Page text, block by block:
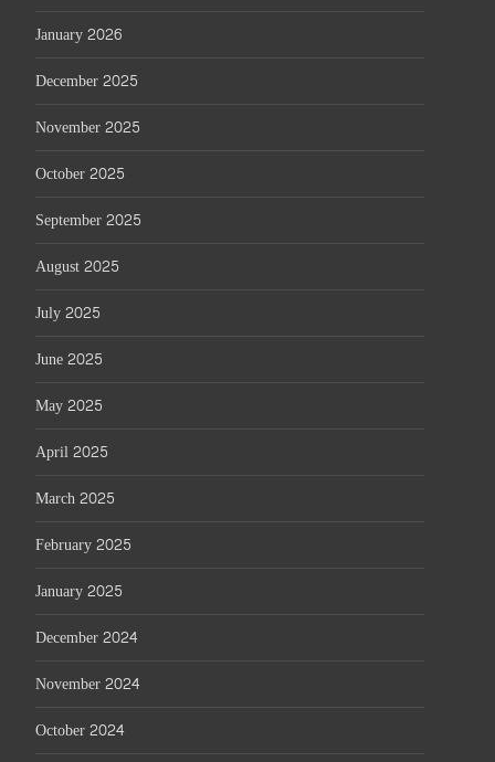
January 2026
December 2025
November 2025
October 2025
September 2025
August 2025
July 2025
June 2025
May 2025
April 2025
March 2025
February 2025
January 2025
December 2024
November 2024
October 2024